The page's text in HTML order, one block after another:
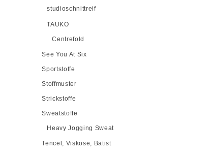
studioschnittreif
TAUKO
Centrefold
See You At Six
Sportstoffe
Stoffmuster
Strickstoffe
Sweatstoffe
Heavy Jogging Sweat
Tencel, Viskose, Batist